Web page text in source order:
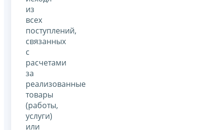
из
всех
поступлений,
связанных
с
расчетами
за
реализованные
товары
(работы,
услуги)
или